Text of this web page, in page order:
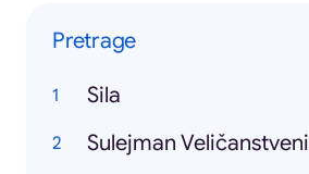
Pretrage
Sila
Sulejman Veličanstveni